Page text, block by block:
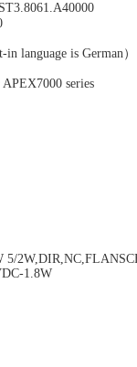
language is German）
series
5/
1.8W